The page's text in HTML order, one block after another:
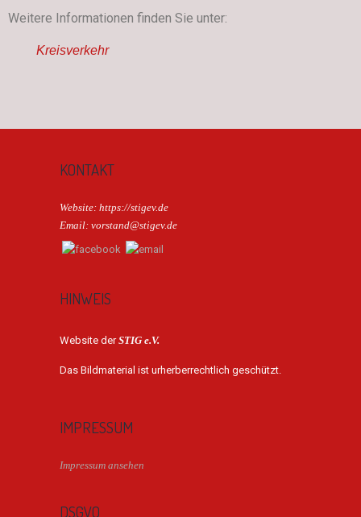
Weitere Informationen finden Sie unter:
Kreisverkehr
KONTAKT
Website: https://stigev.de
Email: vorstand@stigev.de
HINWEIS
Website derSTIG e.V.
Das Bildmaterial ist urherberrechtlich geschützt.
IMPRESSUM
Impressum ansehen
DSGVO